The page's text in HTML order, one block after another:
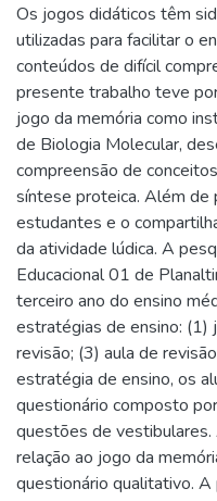
Os jogos didáticos têm
utilizadas para facilitar o
conteúdos de difícil
presente trabalho teve
jogo da memória como
de Biologia Molecular,
compreensão de
síntese proteica. Além de
estudantes e o
da atividade lúdica. A
Educacional 01 de
terceiro ano do ensino
estratégias de ensino: (1)
revisão; (3) aula de
estratégia de ensino, os
questionário composto
questões de
relação ao jogo da
questionário qualitativo.